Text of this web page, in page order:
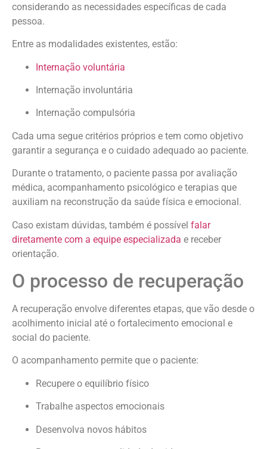
considerando as necessidades específicas de cada
pessoa.
Entre as modalidades existentes, estão:
Internação voluntária
Internação involuntária
Internação compulsória
Cada uma segue critérios próprios e tem como objetivo
garantir a segurança e o cuidado adequado ao paciente.
Durante o tratamento, o paciente passa por avaliação
médica, acompanhamento psicológico e terapias que
auxiliam na reconstrução da saúde física e emocional.
Caso existam dúvidas, também é possível falar
diretamente com a equipe especializada e receber
orientação.
O processo de recuperação
A recuperação envolve diferentes etapas, que vão desde o
acolhimento inicial até o fortalecimento emocional e
social do paciente.
O acompanhamento permite que o paciente:
Recupere o equilíbrio físico
Trabalhe aspectos emocionais
Desenvolva novos hábitos